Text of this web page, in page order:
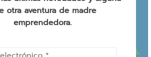
otra aventura de madre
emprendedora.